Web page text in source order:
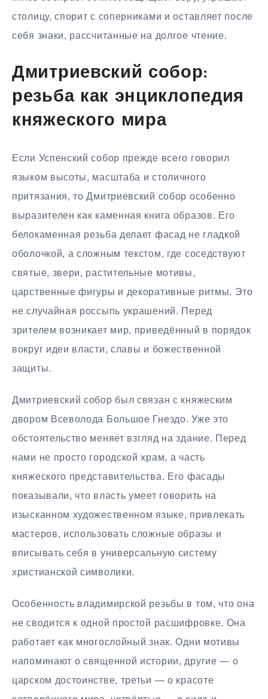
столицу, спорит с соперниками и оставляет после
себя знаки, рассчитанные на долгое чтение.
Дмитриевский собор:
резьба как энциклопедия
княжеского мира
Если Успенский собор прежде всего говорил
языком высоты, масштаба и столичного
притязания, то Дмитриевский собор особенно
выразителен как каменная книга образов. Его
белокаменная резьба делает фасад не гладкой
оболочкой, а сложным текстом, где соседствуют
святые, звери, растительные мотивы,
царственные фигуры и декоративные ритмы. Это
не случайная россыпь украшений. Перед
зрителем возникает мир, приведённый в порядок
вокруг идеи власти, славы и божественной
защиты.
Дмитриевский собор был связан с княжеским
двором Всеволода Большое Гнездо. Уже это
обстоятельство меняет взгляд на здание. Перед
нами не просто городской храм, а часть
княжеского представительства. Его фасады
показывали, что власть умеет говорить на
изысканном художественном языке, привлекать
мастеров, использовать сложные образы и
вписывать себя в универсальную систему
христианской символики.
Особенность владимирской резьбы в том, что она
не сводится к одной простой расшифровке. Она
работает как многослойный знак. Одни мотивы
напоминают о священной истории, другие — о
царском достоинстве, третьи — о красоте